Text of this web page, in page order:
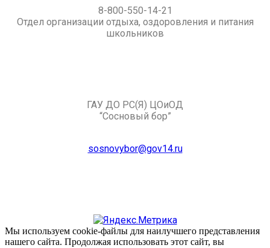
8-800-550-14-21
Отдел организации отдыха, оздоровления и питания
школьников
ГАУ ДО РС(Я) ЦОиОД
“Сосновый бор”
sosnovybor@gov14.ru
Мы используем cookie-файлы для наилучшего представления
нашего сайта. Продолжая использовать этот сайт, вы